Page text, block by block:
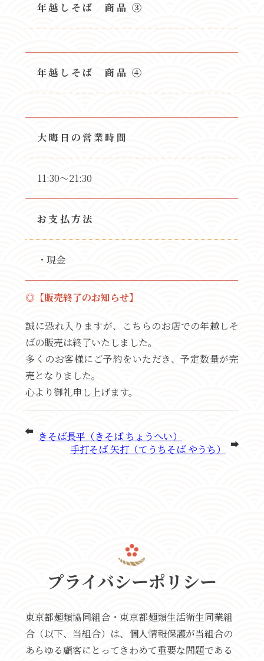
年越しそば 商品 ③
年越しそば 商品 ④
大晦日の営業時間
11:30～21:30
お支払方法
・現金
◎【販売終了のお知らせ】
誠に恐れ入りますが、こちらのお店での年越しそ
ばの販売は終了いたしました。
多くのお客様にご予約をいただき、予定数量が完
売となりました。
心より御礼申し上げます。
きそば長平（きそば ちょうへい）
手打そば 矢打（てうちそば やうち）
プライバシーポリシー
東京都麺類協同組合・東京都麺類生活衛生同業組
合（以下、当組合）は、個人情報保護が当組合の
あらゆる顧客にとってきわめて重要な問題である